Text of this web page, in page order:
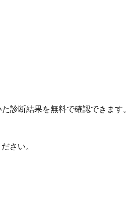
診断結果を無料で確認できます。
さい。